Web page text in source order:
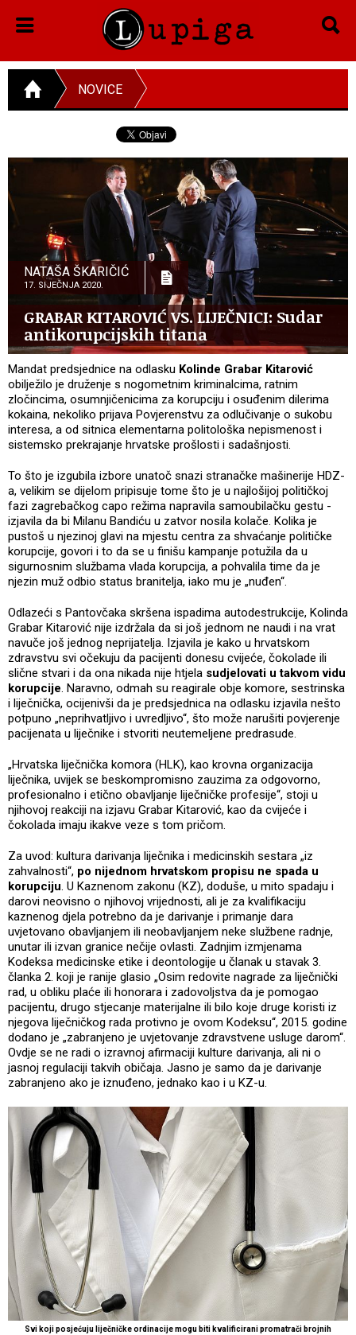
NOVICE
NATAŠA ŠKARIČIĆ
17. SIJEČNJA 2020.
GRABAR KITAROVIĆ VS. LIJEČNICI: Sudar
antikorupcijskih titana
Mandat predsjednice na odlasku Kolinde Grabar Kitarović
obilježilo je druženje s nogometnim kriminalcima, ratnim
zločincima, osumnjičenicima za korupciju i osuđenim dilerima
kokaina, nekoliko prijava Povjerenstvu za odlučivanje o sukobu
interesa, a od sitnica elementarna politološka nepismenost i
sistemsko prekrajanje hrvatske prošlosti i sadašnjosti.
To što je izgubila izbore unatoč snazi stranačke mašinerije HDZ-
a, velikim se dijelom pripisuje tome što je u najlošijoj političkoj
fazi zagrebačkog capo režima napravila samoubilačku gestu -
izjavila da bi Milanu Bandiću u zatvor nosila kolače. Kolika je
pustoš u njezinoj glavi na mjestu centra za shvaćanje političke
korupcije, govori i to da se u finišu kampanje potužila da u
sigurnosnim službama vlada korupcija, a pohvalila time da je
njezin muž odbio status branitelja, iako mu je „nuđen“.
Odlazeći s Pantovčaka skršena ispadima autodestrukcije, Kolinda
Grabar Kitarović nije izdržala da si još jednom ne naudi i na vrat
navuče još jednog neprijatelja. Izjavila je kako u hrvatskom
zdravstvu svi očekuju da pacijenti donesu cvijeće, čokolade ili
slične stvari i da ona nikada nije htjela sudjelovati u takvom vidu
korupcije. Naravno, odmah su reagirale obje komore, sestrinska
i liječnička, ocijenivši da je predsjednica na odlasku izjavila nešto
potpuno „neprihvatljivo i uvredljivo“, što može narušiti povjerenje
pacijenata u liječnike i stvoriti neutemeljene predrasude.
„Hrvatska liječnička komora (HLK), kao krovna organizacija
liječnika, uvijek se beskompromisno zauzima za odgovorno,
profesionalno i etično obavljanje liječničke profesije“, stoji u
njihovoj reakciji na izjavu Grabar Kitarović, kao da cvijeće i
čokolada imaju ikakve veze s tom pričom.
Za uvod: kultura darivanja liječnika i medicinskih sestara „iz
zahvalnosti“, po nijednom hrvatskom propisu ne spada u
korupciju. U Kaznenom zakonu (KZ), doduše, u mito spadaju i
darovi neovisno o njihovoj vrijednosti, ali je za kvalifikaciju
kaznenog djela potrebno da je darivanje i primanje dara
uvjetovano obavljanjem ili neobavljanjem neke službene radnje,
unutar ili izvan granice nečije ovlasti. Zadnjim izmjenama
Kodeksa medicinske etike i deontologije u članak u stavak 3.
članka 2. koji je ranije glasio „Osim redovite nagrade za liječnički
rad, u obliku plaće ili honorara i zadovoljstva da je pomogao
pacijentu, drugo stjecanje materijalne ili bilo koje druge koristi iz
njegova liječničkog rada protivno je ovom Kodeksu“, 2015. godine
dodano je „zabranjeno je uvjetovanje zdravstvene usluge darom“.
Ovdje se ne radi o izravnoj afirmaciji kulture darivanja, ali ni o
jasnoj regulaciji takvih običaja. Jasno je samo da je darivanje
zabranjeno ako je iznuđeno, jednako kao i u KZ-u.
Svi koji posjećuju liječničke ordinacije mogu biti kvalificirani promatrači brojnih